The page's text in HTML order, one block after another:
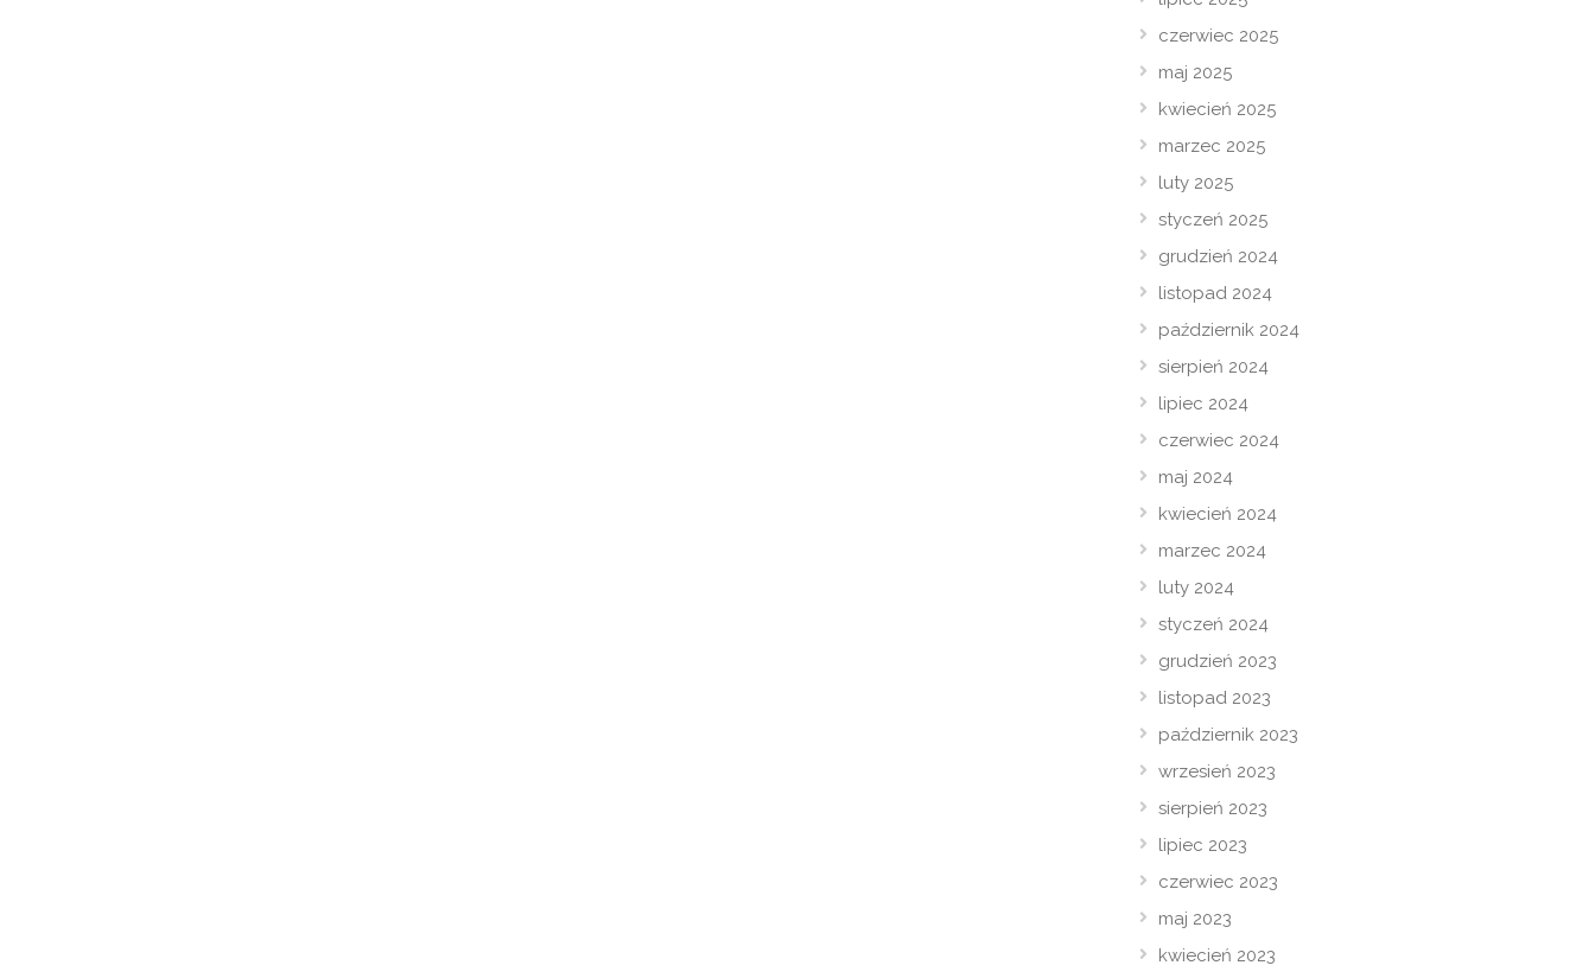
czerwiec 2025
maj 2025
kwiecień 2025
marzec 2025
luty 2025
styczeń 2025
grudzień 2024
listopad 2024
październik 2024
sierpień 2024
lipiec 2024
czerwiec 2024
maj 2024
kwiecień 2024
marzec 2024
luty 2024
styczeń 2024
grudzień 2023
listopad 2023
październik 2023
wrzesień 2023
sierpień 2023
lipiec 2023
czerwiec 2023
maj 2023
kwiecień 2023